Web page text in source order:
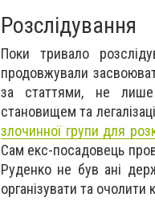
Розслідування
Поки тривало
продовжували
за статтями, не лише
становищем та
злочинної групи для
Сам екс-посадовець
Руденко не був ані
організувати та